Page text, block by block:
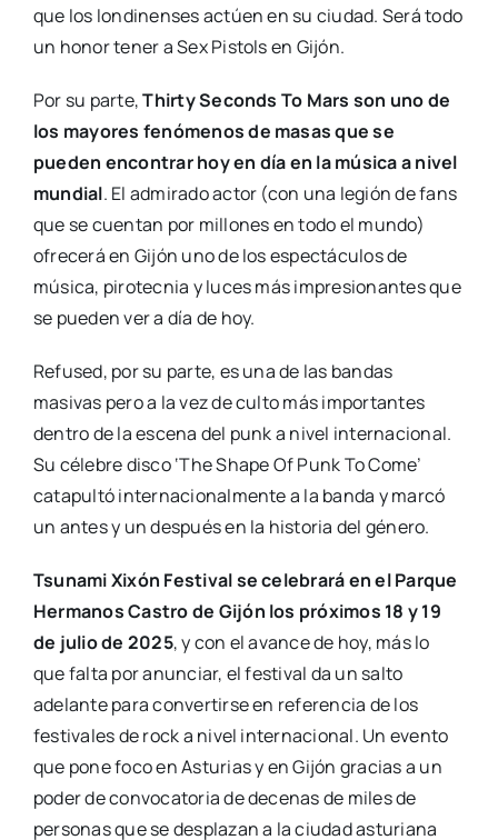
que los londinenses actúen en su ciudad. Será todo
un honor tener a Sex Pistols en Gijón.
Por su parte,Thirty Seconds To Mars son uno de
los mayores fenómenos de masas que se
pueden encontrar hoy en día en la música a nivel
mundial. El admirado actor (con una legión de fans
que se cuentan por millones en todo el mundo)
ofrecerá en Gijón uno de los espectáculos de
música, pirotecnia y luces más impresionantes que
se pueden ver a día de hoy.
Refused, por su parte, es una de las bandas
masivas pero a la vez de culto más importantes
dentro de la escena del punk a nivel internacional.
Su célebre disco ‘The Shape Of Punk To Come’
catapultó internacionalmente a la banda y marcó
un antes y un después en la historia del género.
Tsunami Xixón Festival se celebrará en el Parque
Hermanos Castro de Gijón los próximos 18 y 19
de julio de 2025, y con el avance de hoy, más lo
que falta por anunciar, el festival da un salto
adelante para convertirse en referencia de los
festivales de rock a nivel internacional. Un evento
que pone foco en Asturias y en Gijón gracias a un
poder de convocatoria de decenas de miles de
personas que se desplazan a la ciudad asturiana